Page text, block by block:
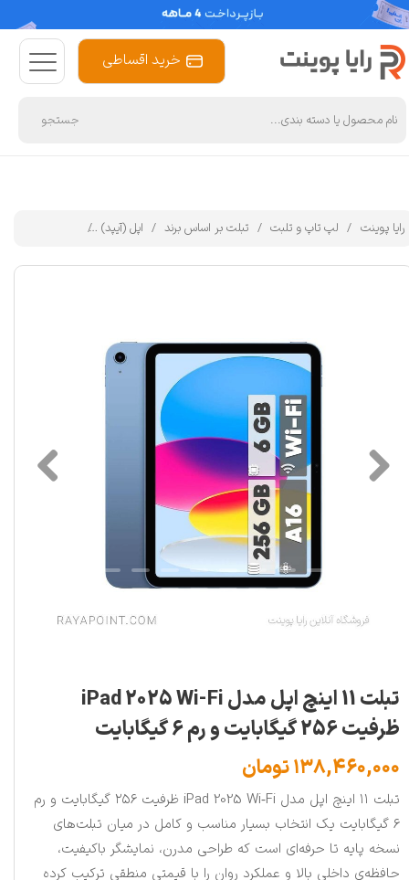
جستجو
خرید اقساطی
رایا پوینت لپ تاپ و تلبت تبلت بر اساس برند اپل (آیپد)
تبلت 11 اینچ اپل مدل iPad 2025 Wi-Fi
ظرفیت 256 گیگابایت و رم 6 گیگابایت
۱۳۸,۴۶۰,۰۰۰ تومان
تبلت ۱۱ اینچ اپل مدل iPad 2025 Wi‑Fi ظرفیت ۲۵۶ گیگابایت و رم
۶ گیگابایت یک انتخاب بسیار مناسب و کامل در میان تبلت‌های
نسخه پایه تا حرفه‌ای است که طراحی مدرن، نمایشگر باکیفیت،
حافظه‌ی داخلی بالا و عملکرد روان را با قیمتی منطقی ترکیب کرده